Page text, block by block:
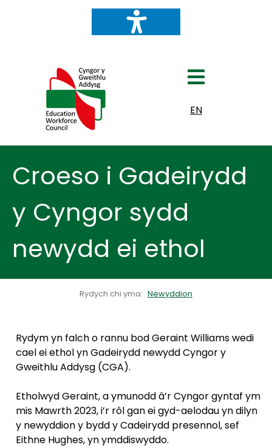
Dewiswch eich iaith
EN
Croeso i Gadeirydd
y Cyngor sydd
newydd ei ethol
Rydych chi yma: Newyddion
Rydym yn falch o rannu bod Geraint Williams wedi
cael ei ethol yn Gadeirydd newydd Cyngor y
Gweithlu Addysg (CGA).
Etholwyd Geraint, a ymunodd â’r Cyngor gyntaf ym
mis Mawrth 2023, i’r rôl gan ei gyd-aelodau yn dilyn
y newyddion y bydd y Cadeirydd presennol, sef
Eithne Hughes, yn ymddiswyddo.